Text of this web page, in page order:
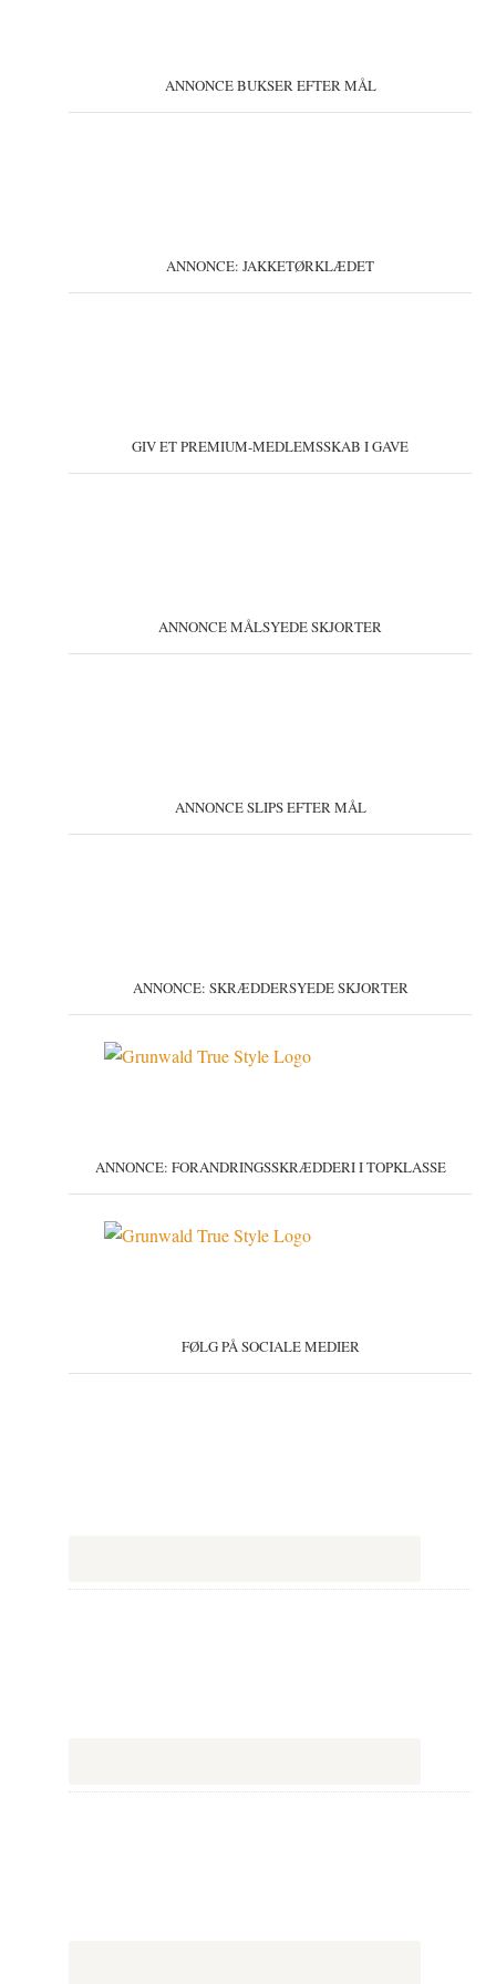
ANNONCE BUKSER EFTER MÅL
ANNONCE: JAKKETØRKLÆDET
GIV ET PREMIUM-MEDLEMSSKAB I GAVE
ANNONCE MÅLSYEDE SKJORTER
ANNONCE SLIPS EFTER MÅL
ANNONCE: SKRÆDDERSYEDE SKJORTER
ANNONCE: FORANDRINGSSKRÆDDERI I TOPKLASSE
FØLG PÅ SOCIALE MEDIER